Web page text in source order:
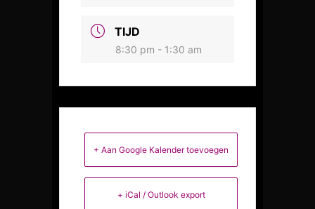
TIJD
8:30 pm - 1:30 am
+ Aan Google Kalender toevoegen
+ iCal / Outlook export